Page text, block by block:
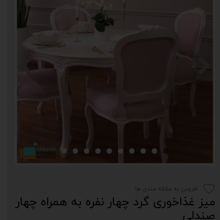
میز غذاخوری گرد چهار نفره به همراه چهار
صندلی
افزودن به علاقه مندی ها